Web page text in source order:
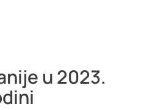
u 2023.